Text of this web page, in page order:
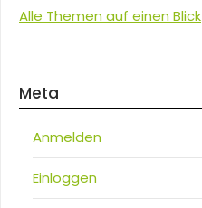
Alle Themen auf einen Blick
Meta
Anmelden
Einloggen